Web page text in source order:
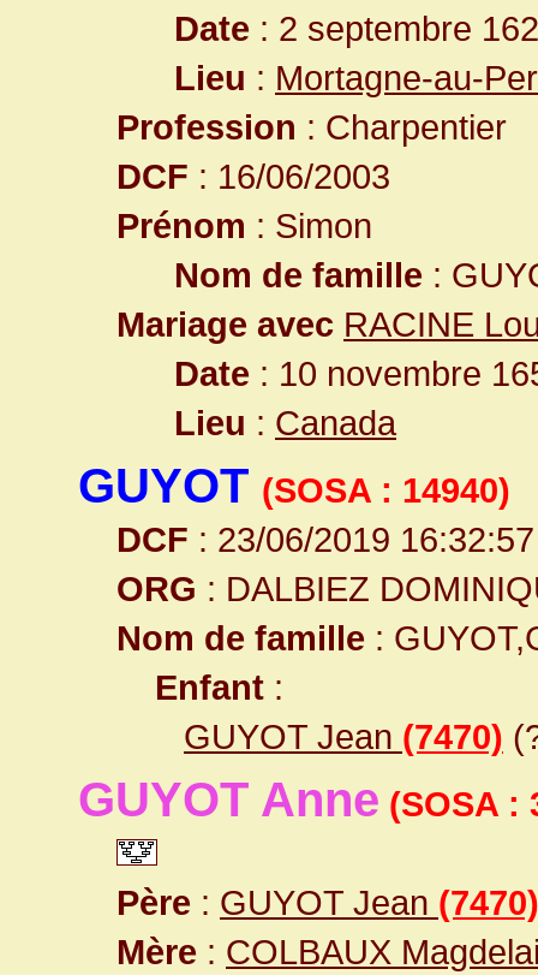
Date : 2 septembre
Lieu : Mortagne-au-
Profession : Charpentier
DCF : 16/06/2003
Prénom : Simon
Nom de famille :
Mariage avec RACINE
Date : 10 novembre
Lieu : Canada
GUYOT (SOSA : 14940)
DCF : 23/06/2019 16:32:57
ORG : DALBIEZ
Nom de famille :
Enfant :
GUYOT Jean (7470)
GUYOT Anne (SOSA :
Père : GUYOT Jean (7470)
Mère : COLBAUX